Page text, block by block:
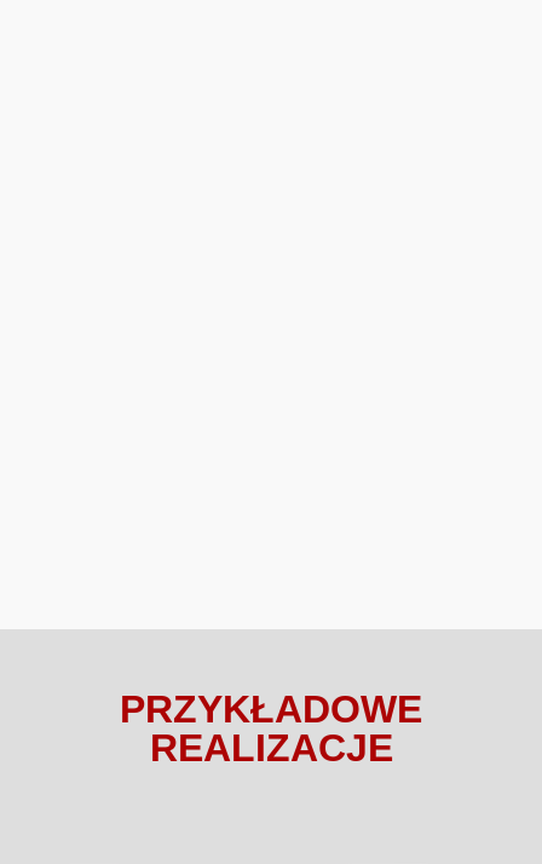
PRZYKŁADOWE
REALIZACJE